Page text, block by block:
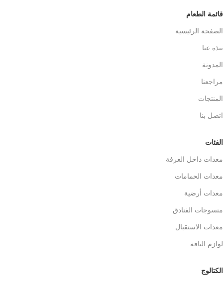
قائمة الطعام
الصفحة الرئيسية
نبذة عنا
المدونة
مراجعنا
المنتجات
اتصل بنا
الفئات
معدات داخل الغرفة
معدات الحمامات
معدات أرضية
منسوجات الفنادق
معدات الاستقبال
لوازم الباقة
الكتالوج